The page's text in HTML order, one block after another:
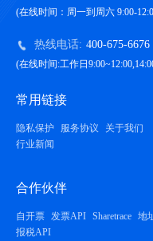
(在线时间：周一到周六 9:00-
热线电话: 400-675-6676
(在线时间:工作日
常用链接
隐私保护 服务协议
关于我们
行业新闻
合作伙伴
自开票 发票API Sharetrace 地
报税API